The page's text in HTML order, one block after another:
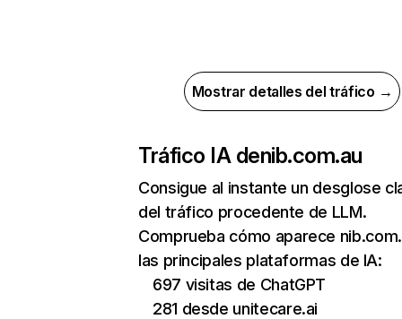
Mostrar detalles del tráfico →
Tráfico IA denib.com.au
Consigue al instante un desglose
del tráfico procedente de LLM.
Comprueba cómo aparece
las principales plataformas de IA:
697 visitas de ChatGPT
281 desde unitecare.ai